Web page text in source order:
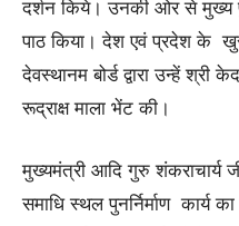
दर्शन किये। उनकी ओर से मुख्य
पाठ किया। देश एवं प्रदेश के
देवस्थानम बोर्ड द्वारा उन्हें श्री
रूद्राक्ष माला भेंट की।
मुख्यमंत्री आदि गुरु शंकराचार्य
समाधि स्थल पुनर्निर्माण कार्य